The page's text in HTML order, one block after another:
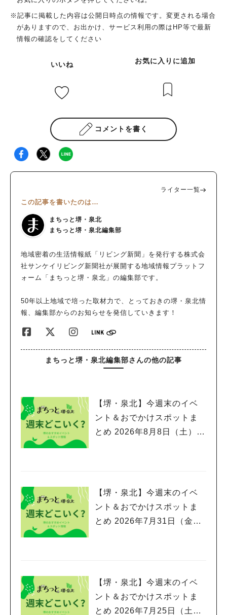
テル（ノンアルコールも可能）まで、好きなものを好きなだけチ
ョイスできます。 焼いた食材は6種類のソースなど味変しながら
いただける 炭火入りのBBQコンロは各組にスタンバイ。自身で
すぎたら、調度良い火加減になるよう、スタッフが調整してくれ
厚さ約1㎝ほどあるので、ハサミで切りながらいただけます。 テ
ーブルには、味噌だれ、ホットソース、ポリネシアンソース、か
イ。まずはお肉をポリネシアンソースでいただきました。名前か
ら、トロピカルな味と思いきや、しょう油、みりん、ニンニクが
入った和風テイスト。お肉にマッチしてました。ビュッフェにフ
ォンデュ用のチーズがあり、BBQコンロで温めて肉につけて食
おすすめの魚介類などがオプション（追加料金）で楽しめます。
おすすめは自分で作れるホテルクオリティの焼きそば いろんな
メニューを試食した中で最も印象に残っているのが、焼きそば。
油をひいたアルミ皿に、ビュッフェから調達した、麺と野菜を入
れてBBQコンロの上で炒めながら、特製のソース、塩、コショ
ウをかけてできあがり。食べると、太麺のモチモチ食感がクセに
なります。ホテルの焼きそばってこんなに上品な味わいになるの
かと驚きました。家では作れないおいしさをぜひ試してほしいで
があったりと大満足な内容。また、駅から直結している立地も便
利。5/31（金）までならこれらの BBQプランがお得に。暖かく
※記事に掲載した内容は公開日時点の情報です。変更される場合
がありますので、お出かけ、サービス利用の際はHP等で最新
情報の確認をしてください
いいね お気に入りに追加
コメントを書く
ライター一覧
この記事を書いたのは…
まちっと堺・泉北
まちっと堺・泉北編集部
地域密着の生活情報紙「リビング新聞」を発行する株式会
社サンケイリビング新聞社が展開する地域情報プラットフ
ォーム「まちっと堺・泉北」の編集部です。
50年以上地域で培った取材力で、とっておきの堺・泉北情
報、編集部からのお知らせを発信していきます！
まちっと堺・泉北編集部さんの他の記事
【堺・泉北】今週末のイベ
ント＆おでかけスポットま
とめ 2026年8月8日（土）～
【堺・泉北】今週末のイベ
ント＆おでかけスポットま
とめ 2026年7月31日（金）
【堺・泉北】今週末のイベ
ント＆おでかけスポットま
とめ 2026年7月25日（土）